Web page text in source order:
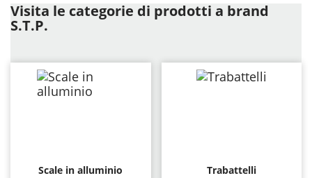
Visita le categorie di prodotti a brand
S.T.P.
Scale in alluminio Trabattelli